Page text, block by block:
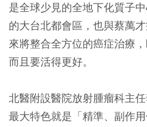
是全球少見的全地下化質子
的大台北都會區，也與蔡萬
來將整合全方位的癌症治療
而且要活得更好。
北醫附設醫院放射腫瘤科主
最大特色就是「精準、副作